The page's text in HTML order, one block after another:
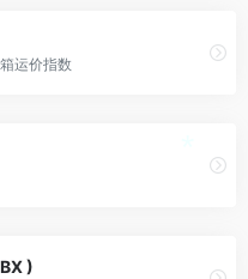
运价指数
)